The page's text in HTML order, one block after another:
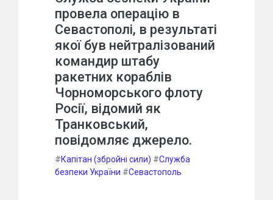
провела операцію в
Севастополі, в результаті
якої був нейтралізований
командир штабу
ракетних кораблів
Чорноморського флоту
Росії, відомий як
Транковський,
повідомляє джерело.
#Капітан (збройні сили) #Служба
безпеки України #Севастополь